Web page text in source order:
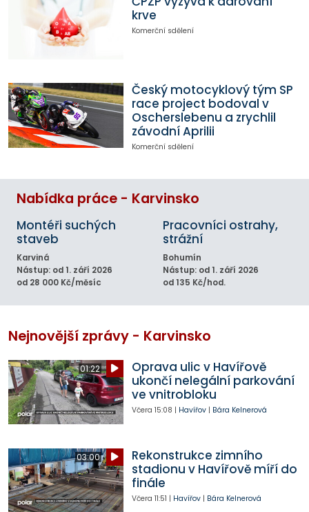
krve
Komerční sdělení
Český motocyklový tým SP
race project bodoval v
Oscherslebenu a zrychlil
závodní Aprilii
Komerční sdělení
Nabídka práce - Karvinsko
Montéři suchých
staveb
Karviná
Nástup: od 1. září 2026
od 28 000 Kč/měsíc
Pracovníci ostrahy,
strážní
Bohumín
Nástup: od 1. září 2026
od 135 Kč/hod.
Nejnovější zprávy - Karvinsko
01:22
Oprava ulic v Havířově
ukončí nelegální parkování
ve vnitrobloku
Včera 15:08 | Havířov| Bára Kelnerová
03:00
Rekonstrukce zimního
stadionu v Havířově míří do
finále
Včera 11:51 | Havířov| Bára Kelnerová